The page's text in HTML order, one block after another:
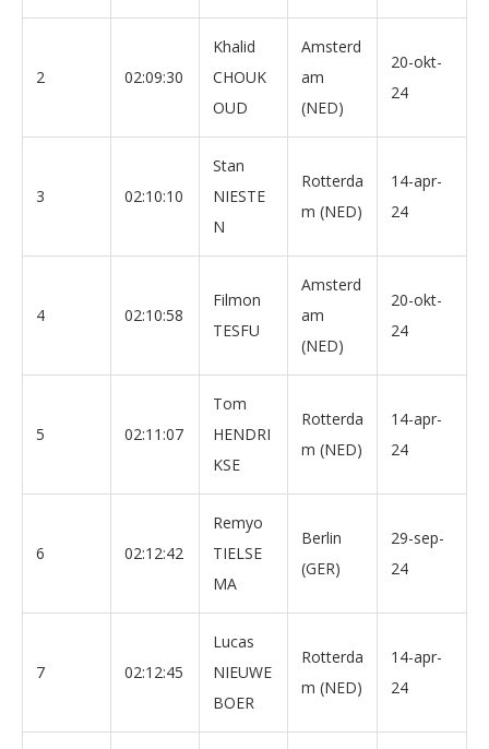
2 02:09:30
Khalid
CHOUK
OUD
Amsterd
am
(NED)
20-okt-
24
3 02:10:10
Stan
NIESTE
N
Rotterda
m (NED)
14-apr-
24
4 02:10:58
Filmon
TESFU
Amsterd
am
(NED)
20-okt-
24
5 02:11:07
Tom
HENDRI
KSE
Rotterda
m (NED)
14-apr-
24
6 02:12:42
Remyo
TIELSE
MA
Berlin
(GER)
29-sep-
24
7 02:12:45
Lucas
NIEUWE
BOER
Rotterda
m (NED)
14-apr-
24